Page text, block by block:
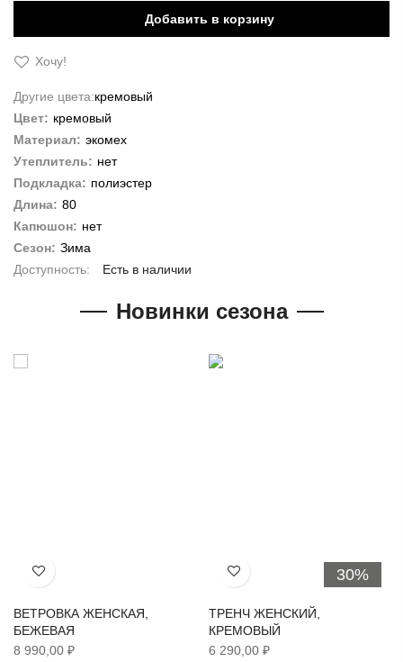
Добавить в корзину
Хочу!
Другие цвета:кремовый
Цвет: кремовый
Материал: экомех
Утеплитель: нет
Подкладка: полиэстер
Длина: 80
Капюшон: нет
Сезон: Зима
Есть в наличии
Новинки сезона
Хочу!
ВЕТРОВКА ЖЕНСКАЯ,
БЕЖЕВАЯ
8 990,00 ₽
30%
Хочу!
ТРЕНЧ ЖЕНСКИЙ,
КРЕМОВЫЙ
6 290,00 ₽